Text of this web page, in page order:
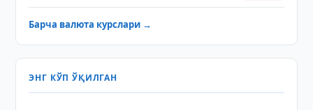
Барча валюта курслари →
ЭНГ КЎП ЎҚИЛГАН